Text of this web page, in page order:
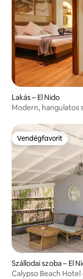
Lakás – El Nido
Modern, hangulatos
Vendégfavorit
Vendégfavorit
Szállodai szoba – El
Calypso Beach Hotel